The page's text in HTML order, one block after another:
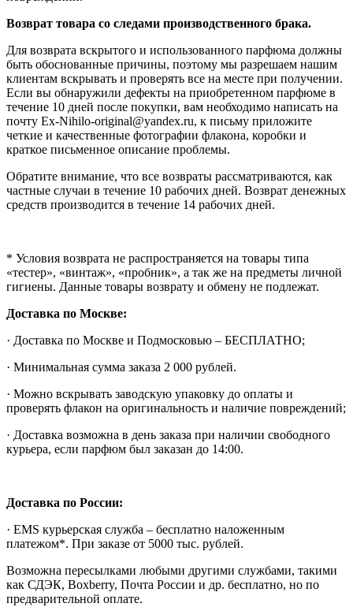
Возврат товара со следами производственного брака.
Для возврата вскрытого и использованного парфюма должны
быть обоснованные причины, поэтому мы разрешаем нашим
клиентам вскрывать и проверять все на месте при получении.
Если вы обнаружили дефекты на приобретенном парфюме в
течение 10 дней после покупки, вам необходимо написать на
почту Ex-Nihilo-original@yandex.ru, к письму приложите
четкие и качественные фотографии флакона, коробки и
краткое письменное описание проблемы.
Обратите внимание, что все возвраты рассматриваются, как
частные случаи в течение 10 рабочих дней. Возврат денежных
средств производится в течение 14 рабочих дней.
* Условия возврата не распространяется на товары типа
«тестер», «винтаж», «пробник», а так же на предметы личной
гигиены. Данные товары возврату и обмену не подлежат.
Доставка по Москве:
· Доставка по Москве и Подмосковью – БЕСПЛАТНО;
· Минимальная сумма заказа 2 000 рублей.
· Можно вскрывать заводскую упаковку до оплаты и
проверять флакон на оригинальность и наличие повреждений;
· Доставка возможна в день заказа при наличии свободного
курьера, если парфюм был заказан до 14:00.
Доставка по России:
· EMS курьерская служба – бесплатно наложенным
платежом*. При заказе от 5000 тыс. рублей.
Возможна пересылками любыми другими службами, такими
как СДЭК, Boxberry, Почта России и др. бесплатно, но по
предварительной оплате.